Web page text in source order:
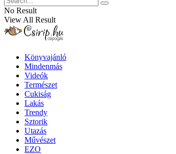
No Result
View All Result
Könyvajánló
Mindenmás
Videók
Természet
Cukiság
Lakás
Trendy
Sztorik
Utazás
Művészet
EZO